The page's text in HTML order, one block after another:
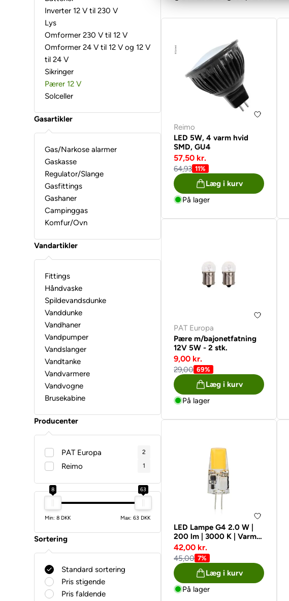
Inverter 12 V til 230 V
Lys
Omformer 230 V til 12 V
Omformer 24 V til 12 V og 12 V
til 24 V
Sikringer
Pærer 12 V
Solceller
Gasartikler
Gas/Narkose alarmer
Gaskasse
Regulator/Slange
Gasfittings
Gashaner
Campinggas
Komfur/Ovn
Vandartikler
Fittings
Håndvaske
Spildevandsdunke
Vanddunke
Vandhaner
Vandpumper
Vandslanger
Vandtanke
Vandvarmere
Vandvogne
Brusekabine
Producenter
PAT Europa 2
Reimo 1
8 63
Min: 8 DKK Max: 63 DKK
Sortering
Standard sortering
Pris stigende
Pris faldende
Reimo
LED 5W, 4 varm hvid
SMD, GU4
57,50 kr.
64,93 11%
Læg i kurv
På lager
PAT Europa
Pære m/bajonetfatning
12V 5W - 2 stk.
9,00 kr.
29,00 69%
Læg i kurv
På lager
LED Lampe G4 2.0 W |
200 lm | 3000 K | Varm
Hvid |
42,00 kr.
45,00 7%
Læg i kurv
På lager